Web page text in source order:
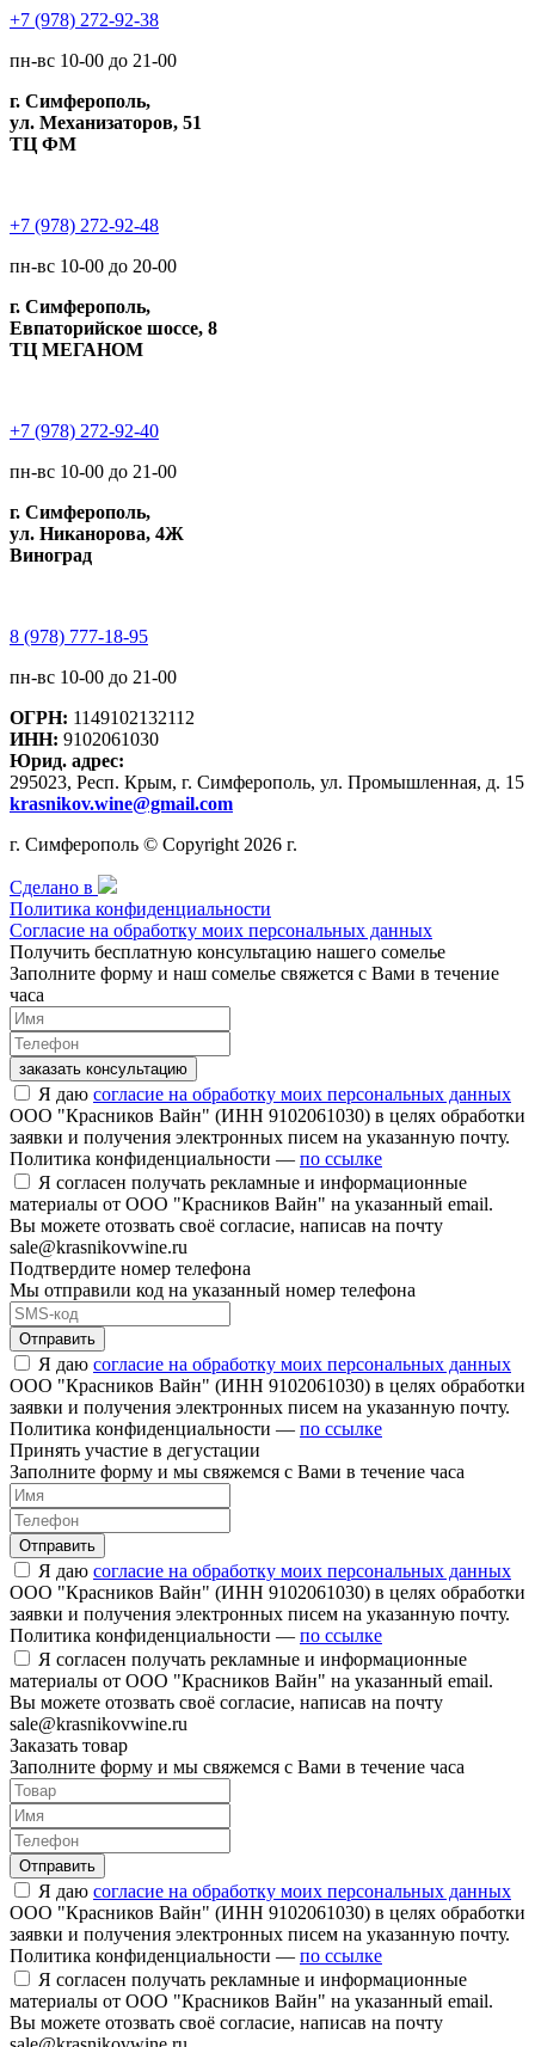
+7 (978) 272-92-38
пн-вс 10-00 до 21-00
г. Симферополь,
ул. Механизаторов, 51
ТЦ ФМ
+7 (978) 272-92-48
пн-вс 10-00 до 20-00
г. Симферополь,
Евпаторийское шоссе, 8
ТЦ МЕГАНОМ
+7 (978) 272-92-40
пн-вс 10-00 до 21-00
г. Симферополь,
ул. Никанорова, 4Ж
Виноград
8 (978) 777-18-95
пн-вс 10-00 до 21-00
ОГРН: 1149102132112
ИНН: 9102061030
Юрид. адрес:
295023, Респ. Крым, г. Симферополь, ул. Промышленная, д. 15
krasnikov.wine@gmail.com
г. Симферополь © Copyright 2026 г.
Сделано в
Политика конфиденциальности
Согласие на обработку моих персональных данных
Получить бесплатную консультацию нашего сомелье
Заполните форму и наш сомелье свяжется с Вами в течение
часа
заказать консультацию
Я даю согласие на обработку моих персональных данных
ООО "Красников Вайн" (ИНН 9102061030) в целях обработки
заявки и получения электронных писем на указанную почту.
Политика конфиденциальности — по ссылке
Я согласен получать рекламные и информационные
материалы от ООО "Красников Вайн" на указанный email.
Вы можете отозвать своё согласие, написав на почту
sale@krasnikovwine.ru
Подтвердите номер телефона
Мы отправили код на указанный номер телефона
Отправить
Я даю согласие на обработку моих персональных данных
ООО "Красников Вайн" (ИНН 9102061030) в целях обработки
заявки и получения электронных писем на указанную почту.
Политика конфиденциальности — по ссылке
Принять участие в дегустации
Заполните форму и мы свяжемся с Вами в течение часа
Отправить
Я даю согласие на обработку моих персональных данных
ООО "Красников Вайн" (ИНН 9102061030) в целях обработки
заявки и получения электронных писем на указанную почту.
Политика конфиденциальности — по ссылке
Я согласен получать рекламные и информационные
материалы от ООО "Красников Вайн" на указанный email.
Вы можете отозвать своё согласие, написав на почту
sale@krasnikovwine.ru
Заказать товар
Заполните форму и мы свяжемся с Вами в течение часа
Отправить
Я даю согласие на обработку моих персональных данных
ООО "Красников Вайн" (ИНН 9102061030) в целях обработки
заявки и получения электронных писем на указанную почту.
Политика конфиденциальности — по ссылке
Я согласен получать рекламные и информационные
материалы от ООО "Красников Вайн" на указанный email.
Вы можете отозвать своё согласие, написав на почту